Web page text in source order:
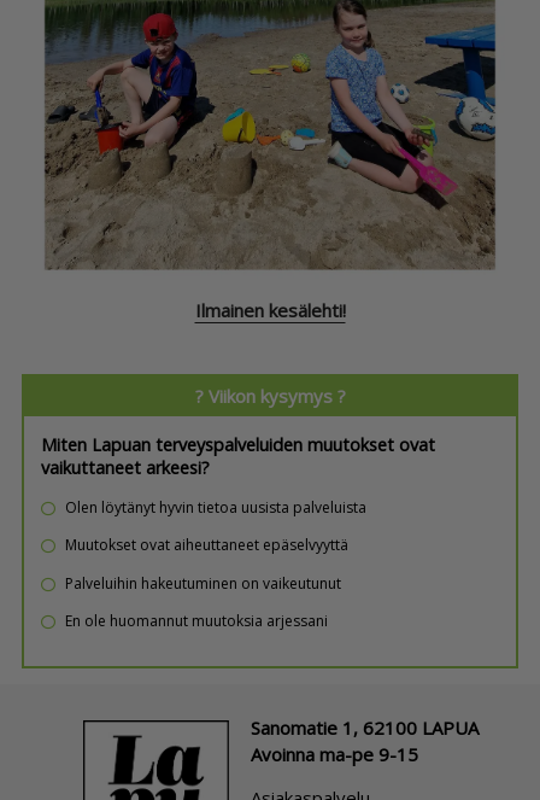
Ilmainen kesälehti!
? Viikon kysymys ?
Miten Lapuan terveyspalveluiden muutokset ovat
vaikuttaneet arkeesi?
Olen löytänyt hyvin tietoa uusista palveluista
Muutokset ovat aiheuttaneet epäselvyyttä
Palveluihin hakeutuminen on vaikeutunut
En ole huomannut muutoksia arjessani
Sanomatie 1, 62100 LAPUA
Avoinna ma-pe 9-15